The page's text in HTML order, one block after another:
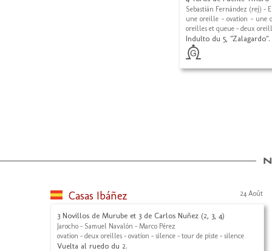
Sebastián Fernández (rej) -
une oreille - ovation - une
oreilles et queue - deux
Indulto du 5, "Zalagardo".
Casas Ibáñez 24 Août
3 Novillos de Murube et 3 de Carlos Nuñez (2, 3, 4)
Jarocho - Samuel Navalón - Marco Pérez
ovation - deux oreilles - ovation - silence - tour de piste - silence
Vuelta al ruedo du 2.